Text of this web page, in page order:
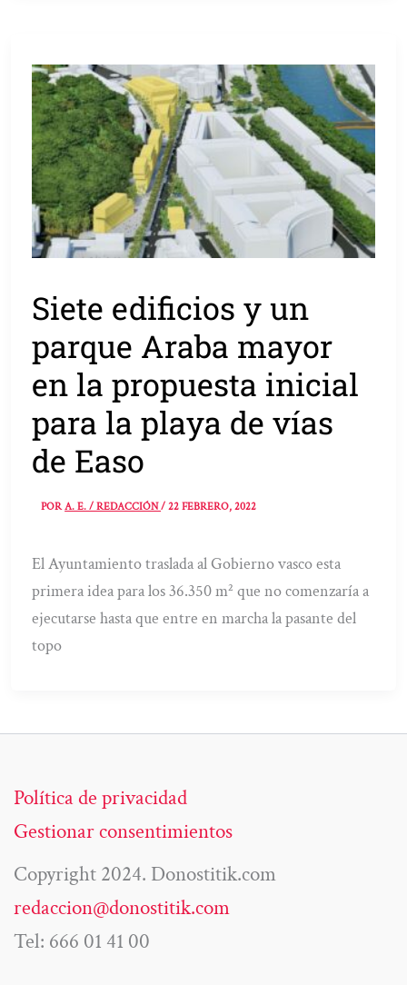
Siete edificios y un
parque Araba mayor
en la propuesta inicial
para la playa de vías
de Easo
PORA. E. / REDACCIÓN/22 FEBRERO, 2022
El Ayuntamiento traslada al Gobierno vasco esta
primera idea para los 36.350 m² que no comenzaría a
ejecutarse hasta que entre en marcha la pasante del
topo
Política de privacidad
Gestionar consentimientos
Copyright 2024. Donostitik.com
redaccion@donostitik.com
Tel: 666 01 41 00